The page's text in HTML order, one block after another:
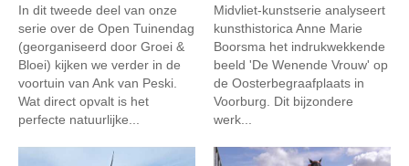
In dit tweede deel van onze
serie over de Open Tuinendag
(georganiseerd door Groei &
Bloei) kijken we verder in de
voortuin van Ank van Peski.
Wat direct opvalt is het
perfecte natuurlijke...
Midvliet-kunstserie analyseert
kunsthistorica Anne Marie
Boorsma het indrukwekkende
beeld 'De Wenende Vrouw' op
de Oosterbegraafplaats in
Voorburg. Dit bijzondere
werk...